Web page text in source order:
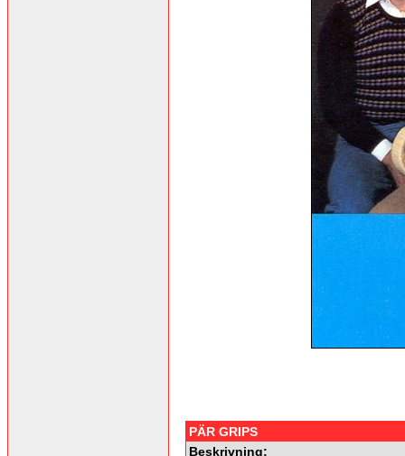
PÄR GRIPS
Beskrivning: